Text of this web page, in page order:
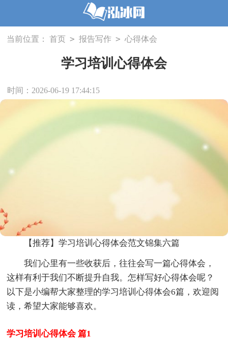
当前位置： 首页 > 报告写作 > 心得体会
学习培训心得体会
时间：2026-06-19 17:44:15
【推荐】学习培训心得体会范文锦集六篇
我们心里有一些收获后，往往会写一篇心得体会，
这样有利于我们不断提升自我。怎样写好心得体会呢？
以下是小编帮大家整理的学习培训心得体会6篇，欢迎阅
读，希望大家能够喜欢。
学习培训心得体会 篇1